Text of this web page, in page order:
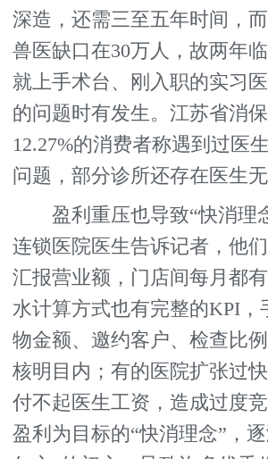
深造，还需三至五年时间，
兽医缺口在30万人，故两年
就上手术台、刚入职的实习
的问题时有发生。江苏省消
12.27%的消费者称遇到过医
问题，部分诊所还存在医生无
盈利重压也导致“快消理
连锁医院医生告诉记者，他
汇报营业额，门店间每月都
水计算方式也有完整的KPI，
物金额、邀约客户、检查比
核明目内；有的医院扩张过
付不起医生工资，造成过度
盈利为目标的“快消理念”，